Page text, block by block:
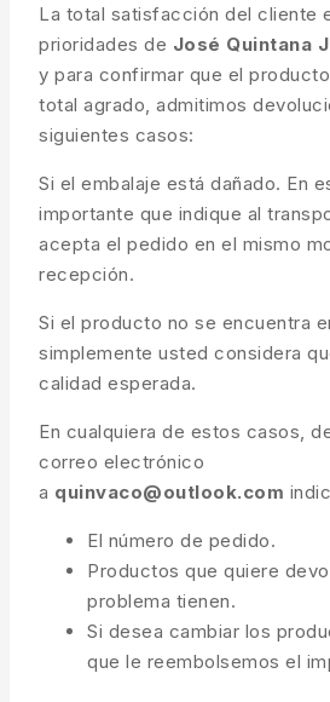
La total satisfacción del cliente
prioridades de José Quintana
y para confirmar que el
total agrado, admitimos
siguientes casos:
Si el embalaje está dañado. En
importante que indique al
acepta el pedido en el mismo
recepción.
Si el producto no se encuentra
simplemente usted considera
calidad esperada.
En cualquiera de estos casos,
correo electrónico
a quinvaco@outlook.com
El número de pedido.
Productos que quiere
problema tienen.
Si desea cambiar los
que le reembolsemos el